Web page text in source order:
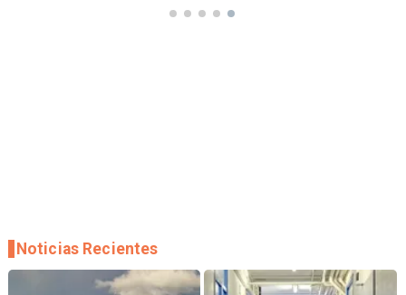
Noticias Recientes